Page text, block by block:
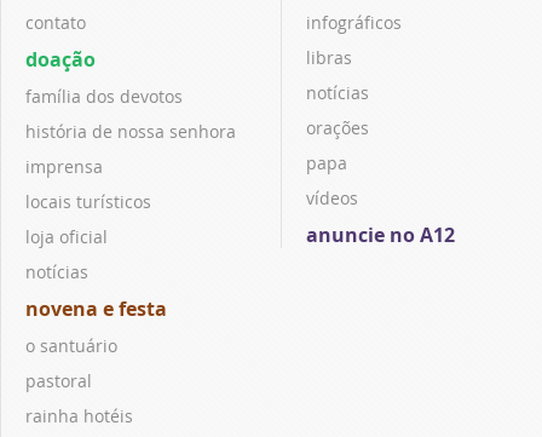
contato
doação
família dos devotos
história de nossa senhora
imprensa
locais turísticos
loja oficial
notícias
novena e festa
o santuário
pastoral
rainha hotéis
infográficos
libras
notícias
orações
papa
vídeos
anuncie no A12